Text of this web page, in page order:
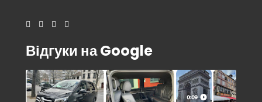
Відгуки на Google